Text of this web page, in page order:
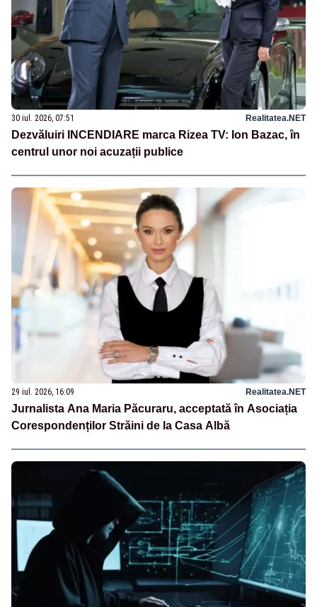
30 iul. 2026, 07:51 Realitatea.NET
Dezvăluiri INCENDIARE marca Rizea TV: Ion Bazac, în
centrul unor noi acuzații publice
29 iul. 2026, 16:09 Realitatea.NET
Jurnalista Ana Maria Păcuraru, acceptată în Asociația
Corespondenților Străini de la Casa Albă